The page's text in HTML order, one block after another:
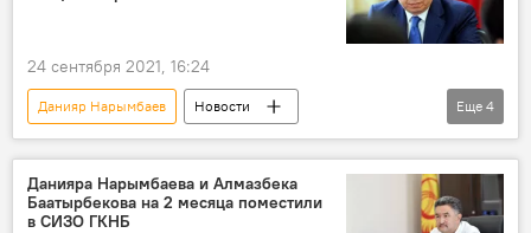
24 сентября 2021, 16:24
Данияр Нарымбаев
Новости
Кыргызстан
Политика
Темир Сариев
арест
Еще 4
Данияра Нарымбаева и Алмазбека
Баатырбекова на 2 месяца поместили
в СИЗО ГКНБ